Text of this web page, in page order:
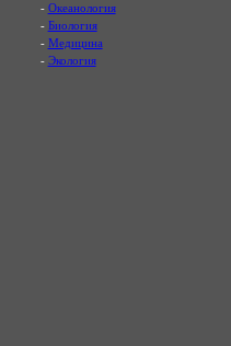
- Океанология
- Биология
- Медицина
- Экология